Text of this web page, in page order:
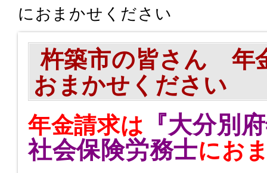
におまかせください
杵築市の皆さん 年
おまかせください
年金請求は
『大分別
社会保険労務士にお